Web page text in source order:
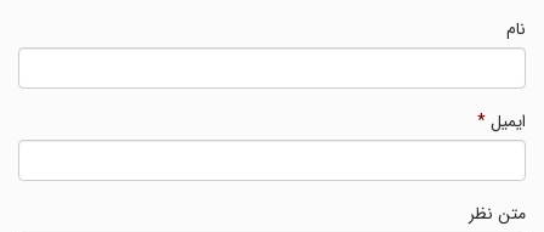
ایمیل*
متن نظر